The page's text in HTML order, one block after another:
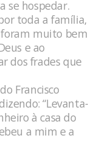
se hospedar.
toda a família,
foram muito bem
e ao
dos frades que
Francisco
“Levanta-
à casa do
a mim e a